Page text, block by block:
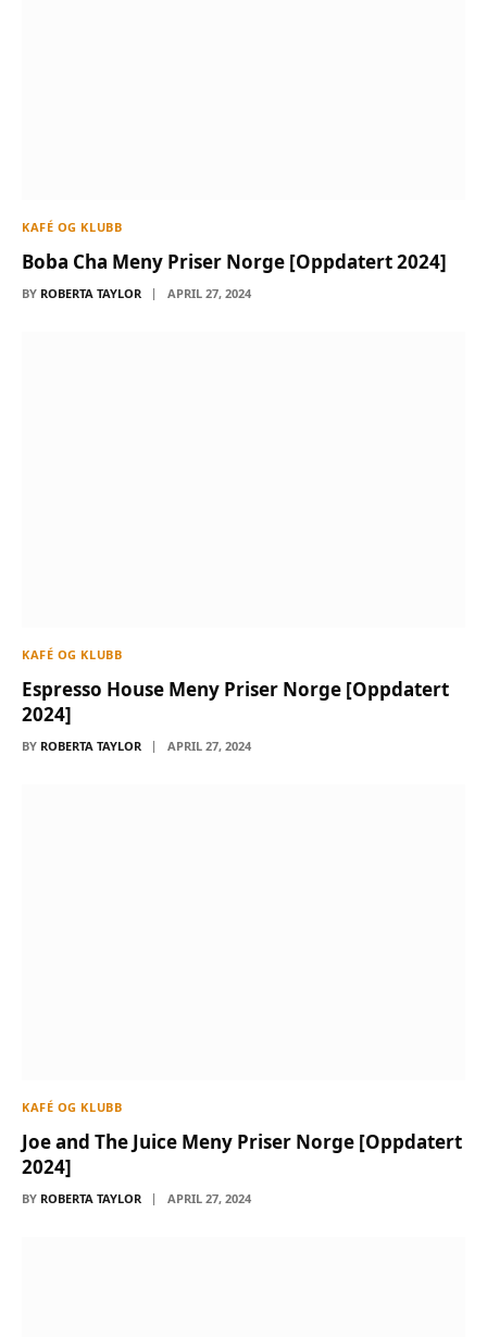
KAFÉ OG KLUBB
Boba Cha Meny Priser Norge [Oppdatert 2024]
BY ROBERTA TAYLOR APRIL 27, 2024
KAFÉ OG KLUBB
Espresso House Meny Priser Norge [Oppdatert
2024]
BY ROBERTA TAYLOR APRIL 27, 2024
KAFÉ OG KLUBB
Joe and The Juice Meny Priser Norge [Oppdatert
2024]
BY ROBERTA TAYLOR APRIL 27, 2024